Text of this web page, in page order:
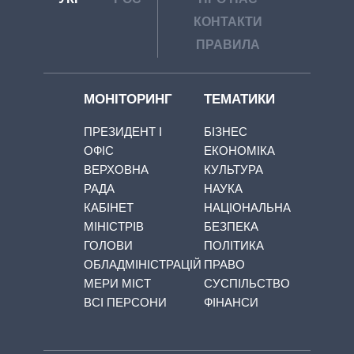
КОНТАКТИ
ПРАВИЛА
МОНІТОРИНГ
ПРЕЗИДЕНТ І
ОФІС
ВЕРХОВНА
РАДА
КАБІНЕТ
МІНІСТРІВ
ГОЛОВИ
ОБЛАДМІНІСТРАЦІЙ
МЕРИ МІСТ
ВСІ ПЕРСОНИ
ТЕМАТИКИ
БІЗНЕС
ЕКОНОМІКА
КУЛЬТУРА
НАУКА
НАЦІОНАЛЬНА
БЕЗПЕКА
ПОЛІТИКА
ПРАВО
СУСПІЛЬСТВО
ФІНАНСИ